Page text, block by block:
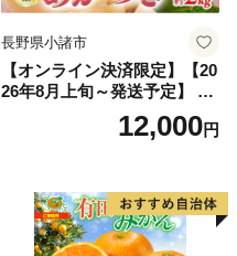
長野県小諸市
【オンライン決済限定】【20
26年8月上旬～発送予定】 先
行予約 「浅間水蜜桃プレミ
アム」 もも あかつき 秀品 約
果肉 長野県産 小諸市
12,000円